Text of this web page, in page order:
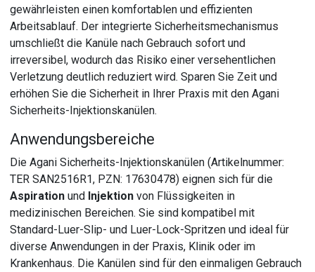
gewährleisten einen komfortablen und effizienten
Arbeitsablauf. Der integrierte Sicherheitsmechanismus
umschließt die Kanüle nach Gebrauch sofort und
irreversibel, wodurch das Risiko einer versehentlichen
Verletzung deutlich reduziert wird. Sparen Sie Zeit und
erhöhen Sie die Sicherheit in Ihrer Praxis mit den Agani
Sicherheits-Injektionskanülen.
Anwendungsbereiche
Die Agani Sicherheits-Injektionskanülen (Artikelnummer:
TER SAN2516R1, PZN: 17630478) eignen sich für die
Aspiration und Injektion von Flüssigkeiten in
medizinischen Bereichen. Sie sind kompatibel mit
Standard-Luer-Slip- und Luer-Lock-Spritzen und ideal für
diverse Anwendungen in der Praxis, Klinik oder im
Krankenhaus. Die Kanülen sind für den einmaligen Gebrauch